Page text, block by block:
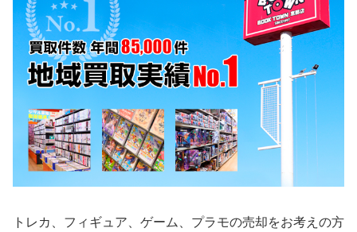
トレカ、フィギュア、ゲーム、プラモの売却をお考えの方